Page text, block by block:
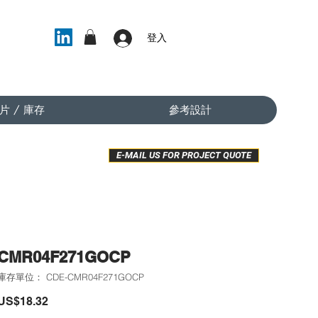
登入
/ 庫存 參考設計
存單位： CDE-CMR04F271GOCP
價
E-MAIL US FOR PROJECT QUOTE